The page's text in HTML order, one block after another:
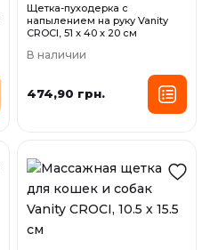
Щетка-пуходерка с
напылением на руку Vanity
CROCI, 51 x 40 x 20 см
В наличии
474,90 грн.